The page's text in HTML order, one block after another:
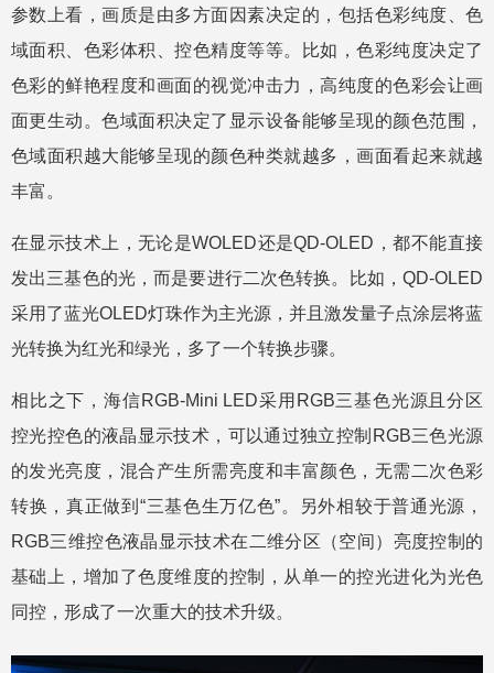
参数上看，画质是由多方面因素决定的，包括色彩纯度、色
域面积、色彩体积、控色精度等等。比如，色彩纯度决定了
色彩的鲜艳程度和画面的视觉冲击力，高纯度的色彩会让画
面更生动。色域面积决定了显示设备能够呈现的颜色范围，
色域面积越大能够呈现的颜色种类就越多，画面看起来就越
丰富。
在显示技术上，无论是WOLED还是QD-OLED，都不能直接
发出三基色的光，而是要进行二次色转换。比如，QD-OLED
采用了蓝光OLED灯珠作为主光源，并且激发量子点涂层将蓝
光转换为红光和绿光，多了一个转换步骤。
相比之下，海信RGB-Mini LED采用RGB三基色光源且分区
控光控色的液晶显示技术，可以通过独立控制RGB三色光源
的发光亮度，混合产生所需亮度和丰富颜色，无需二次色彩
转换，真正做到“三基色生万亿色”。另外相较于普通光源，
RGB三维控色液晶显示技术在二维分区（空间）亮度控制的
基础上，增加了色度维度的控制，从单一的控光进化为光色
同控，形成了一次重大的技术升级。